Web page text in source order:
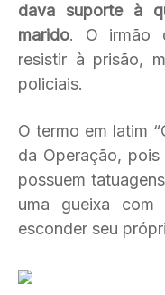
dava suporte à
marido. O irmão
resistir à prisão,
policiais.
O termo em latim
da Operação,
possuem
uma gueixa
esconder seu